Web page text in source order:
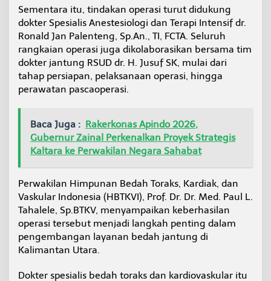
Sementara itu, tindakan operasi turut didukung
dokter Spesialis Anestesiologi dan Terapi Intensif dr.
Ronald Jan Palenteng, Sp.An., TI, FCTA. Seluruh
rangkaian operasi juga dikolaborasikan bersama tim
dokter jantung RSUD dr. H. Jusuf SK, mulai dari
tahap persiapan, pelaksanaan operasi, hingga
perawatan pascaoperasi.
Baca Juga : Rakerkonas Apindo 2026,
Gubernur Zainal Perkenalkan Proyek Strategis
Kaltara ke Perwakilan Negara Sahabat
Perwakilan Himpunan Bedah Toraks, Kardiak, dan
Vaskular Indonesia (HBTKVI), Prof. Dr. Dr. Med. Paul L.
Tahalele, Sp.BTKV, menyampaikan keberhasilan
operasi tersebut menjadi langkah penting dalam
pengembangan layanan bedah jantung di
Kalimantan Utara.
Dokter spesialis bedah toraks dan kardiovaskular itu